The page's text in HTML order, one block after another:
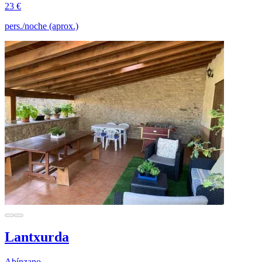
23 €
pers./noche (aprox.)
Lantxurda